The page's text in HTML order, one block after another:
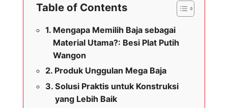
Table of Contents
Mengapa Memilih Baja sebagai
Material Utama?: Besi Plat Putih
Wangon
Produk Unggulan Mega Baja
Solusi Praktis untuk Konstruksi
yang Lebih Baik